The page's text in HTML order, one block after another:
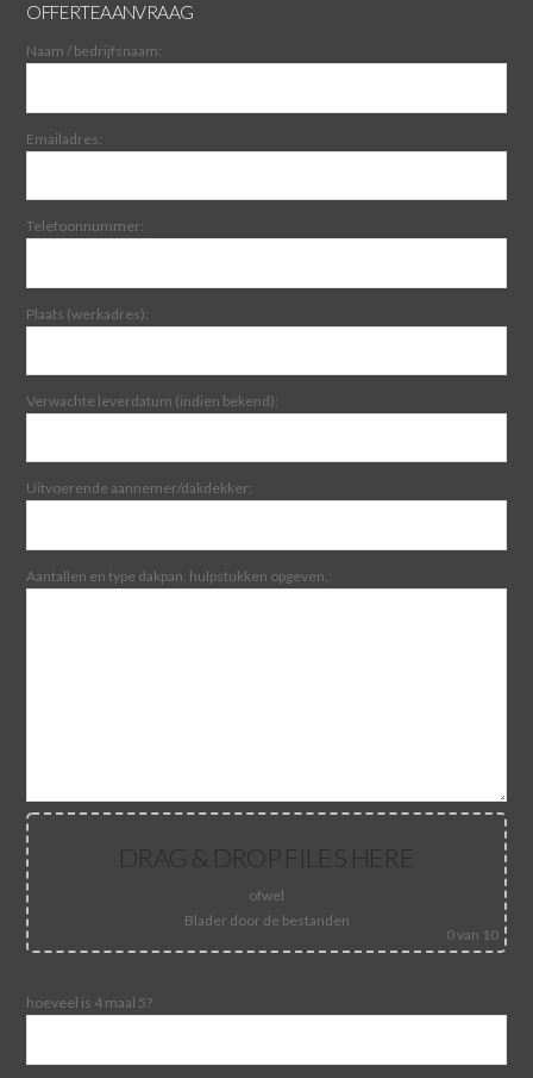
OFFERTEAANVRAAG
Naam / bedrijfsnaam:
Emailadres:
Telefoonnummer:
Plaats (werkadres):
Verwachte leverdatum (indien bekend):
Uitvoerende aannemer/dakdekker:
Aantallen en type dakpan, hulpstukken opgeven,:
DRAG & DROP FILES HERE
ofwel
Blader door de bestanden
0van 10
hoeveel is 4 maal 5?